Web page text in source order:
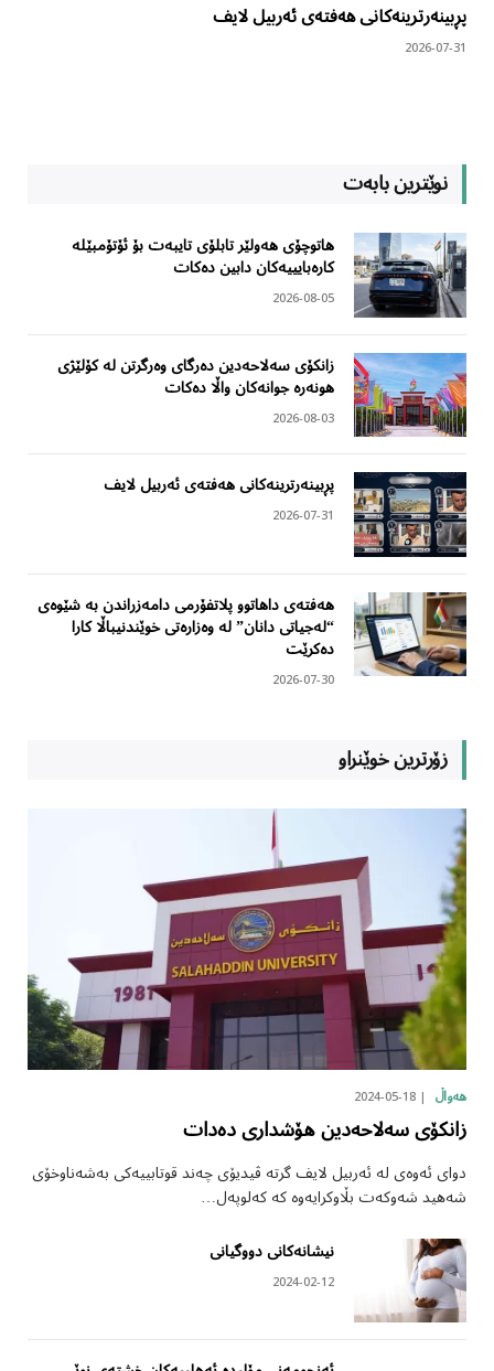
پڕبینەرترینەکانی هەفتەی ئەربیل لایف
2026-07-31
نوێترین بابەت
هاتوچۆی هەولێر تابلۆی تایبەت بۆ ئۆتۆمبێلە
کارەبایییەکان دابین دەکات
2026-08-05
زانکۆی سەلاحەدین دەرگای وەرگرتن لە کۆلێژی
هونەرە جوانەکان واڵا دەکات
2026-08-03
پڕبینەرترینەکانی هەفتەی ئەربیل لایف
2026-07-31
هەفتەی داهاتوو پلاتفۆرمی دامەزراندن بە شێوەی
“لەجیاتی دانان” لە وەزارەتی خوێندنیباڵا کارا
دەکرێت
2026-07-30
زۆرترین خوێنراو
هەواڵ 2024-05-18
زانکۆی سەلاحەدین هۆشداری دەدات
دوای ئەوەی لە ئەربیل لایف گرتە ڤیدیۆی چەند قوتابییەکی بەشەناوخۆی
شەهید شەوکەت بڵاوکرایەوە کە کەلوپەل…
نیشانەکانی دووگیانی
2024-02-12